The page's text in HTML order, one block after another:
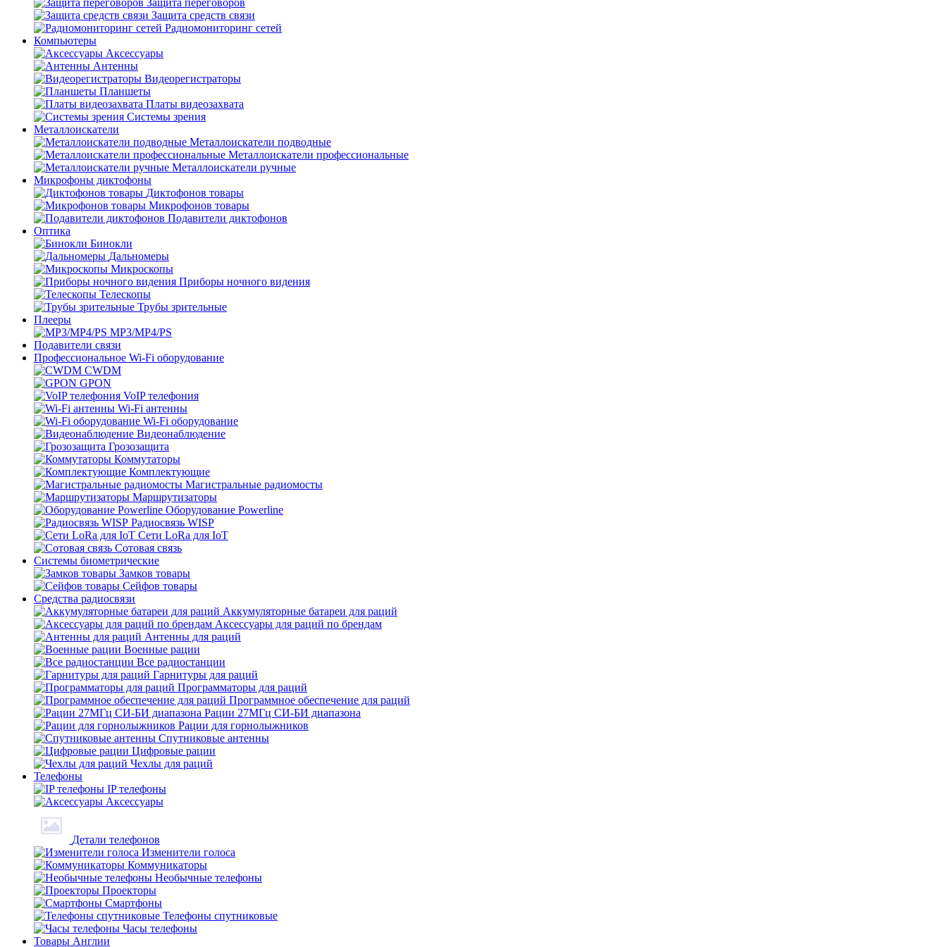
Защита переговоров
Защита средств связи
Радиомониторинг сетей
Компьютеры
Аксессуары
Антенны
Видеорегистраторы
Планшеты
Платы видеозахвата
Системы зрения
Металлоискатели
Металлоискатели подводные
Металлоискатели профессиональные
Металлоискатели ручные
Микрофоны диктофоны
Диктофонов товары
Микрофонов товары
Подавители диктофонов
Оптика
Бинокли
Дальномеры
Микроскопы
Приборы ночного видения
Телескопы
Трубы зрительные
Плееры
MP3/MP4/PS
Подавители связи
Профессиональное Wi-Fi оборудование
CWDM
GPON
VoIP телефония
Wi-Fi антенны
Wi-Fi оборудование
Видеонаблюдение
Грозозащита
Коммутаторы
Комплектующие
Магистральные радиомосты
Маршрутизаторы
Оборудование Powerline
Радиосвязь WISP
Сети LoRa для IoT
Сотовая связь
Системы биометрические
Замков товары
Сейфов товары
Средства радиосвязи
Аккумуляторные батареи для раций
Аксессуары для раций по брендам
Антенны для раций
Военные рации
Все радиостанции
Гарнитуры для раций
Программаторы для раций
Программное обеспечение для раций
Рации 27МГц СИ-БИ диапазона
Рации для горнолыжников
Спутниковые антенны
Цифровые рации
Чехлы для раций
Телефоны
IP телефоны
Аксессуары
Детали телефонов
Изменители голоса
Коммуникаторы
Необычные телефоны
Проекторы
Смартфоны
Телефоны спутниковые
Часы телефоны
Товары Англии